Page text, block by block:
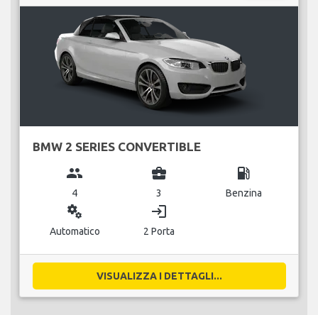
BMW 2 SERIES CONVERTIBLE
group
4
business_center
3
local_gas_station
Benzina
miscellaneous_services
Automatico
login
2 Porta
VISUALIZZA I DETTAGLI...